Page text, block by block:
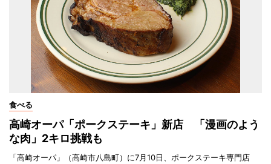
食べる
高崎オーパ「ポークステーキ」新店 「漫画のよう
な肉」2キロ挑戦も
「高崎オーパ」（高崎市八島町）に7月10日、ポークステーキ専門店